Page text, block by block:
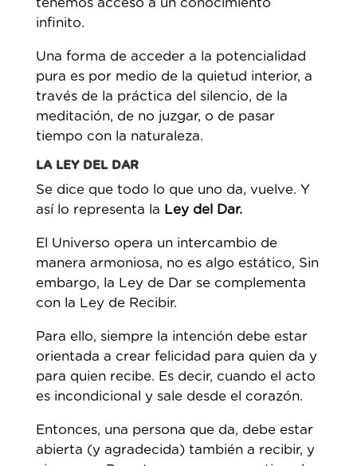
infinito.
Una forma de acceder a la potencialidad
pura es por medio de la quietud interior, a
través de la práctica del silencio, de la
meditación, de no juzgar, o de pasar
tiempo con la naturaleza.
LA LEY DEL DAR
Se dice que todo lo que uno da, vuelve. Y
así lo representa la Ley del Dar.
El Universo opera un intercambio de
manera armoniosa, no es algo estático, Sin
embargo, la Ley de Dar se complementa
con la Ley de Recibir.
Para ello, siempre la intención debe estar
orientada a crear felicidad para quien da y
para quien recibe. Es decir, cuando el acto
es incondicional y sale desde el corazón.
Entonces, una persona que da, debe estar
abierta (y agradecida) también a recibir, y